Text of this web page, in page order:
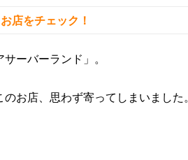
店をチェック！
ーバーランド」。
お店、思わず寄ってしまいました。